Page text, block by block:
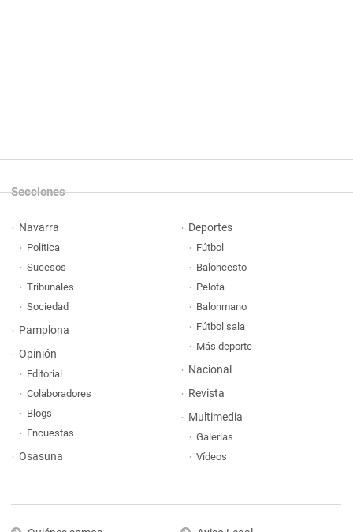
Secciones
Navarra
Política
Sucesos
Tribunales
Sociedad
Pamplona
Opinión
Editorial
Colaboradores
Blogs
Encuestas
Osasuna
Deportes
Fútbol
Baloncesto
Pelota
Balonmano
Fútbol sala
Más deporte
Nacional
Revista
Multimedia
Galerías
Vídeos